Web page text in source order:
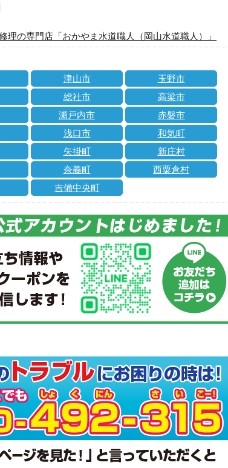
理の専門店「おかやま水道職人（岡山水道職人）」
津山市
玉野市
総社市
高梁市
瀬戸内市
赤磐市
浅口市
和気町
矢掛町
新庄村
奈義町
西粟倉村
吉備中央町